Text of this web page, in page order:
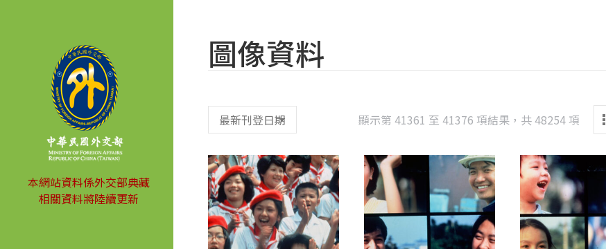
本網站資料係外交部典藏
相關資料將陸續更新
圖像資料
顯示第 41361 至 41376 項結果，共 48254 項